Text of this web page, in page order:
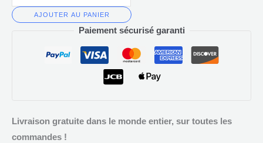
AJOUTER AU PANIER
Paiement sécurisé garanti
Livraison gratuite dans le monde entier, sur toutes les
commandes !